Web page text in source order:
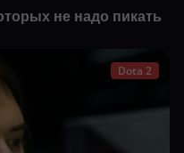
не надо пикать
Dota 2